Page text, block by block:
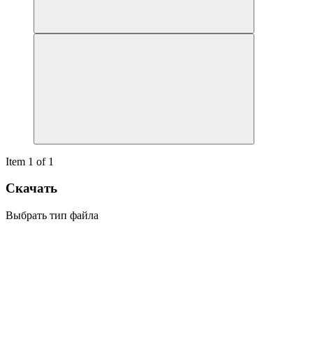
Item 1 of 1
Скачать
Выбрать тип файла